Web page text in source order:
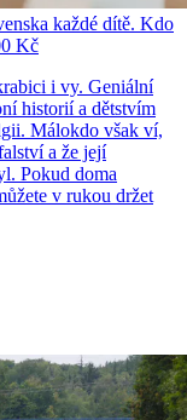
každé dítě. Kdo
Kč
i vy. Geniální
historií a dětstvím
Málokdo však ví,
a že její
Pokud doma
v rukou držet